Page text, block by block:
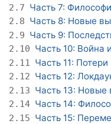
2.7 Часть 7:
2.8 Часть 8: Новые
2.9 Часть 9:
2.10 Часть 10: Война
2.11 Часть 11:
2.12 Часть 12:
2.13 Часть 13:
2.14 Часть 14:
2.15 Часть 15: